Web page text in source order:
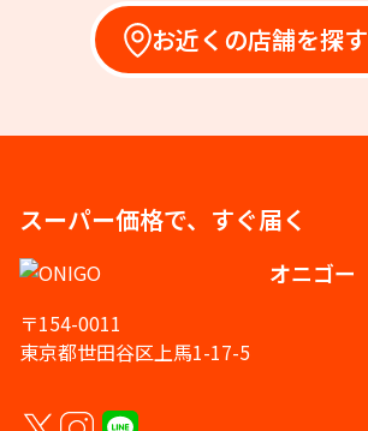
お近くの店舗を探す
スーパー価格で、すぐ届く
オニゴー
〒154-0011
東京都世田谷区上馬1-17-5